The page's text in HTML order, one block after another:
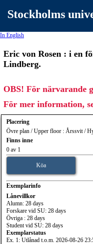
Stockholms
In English
Eric von Rosen : i en
Lindberg.
OBS! För närvarande
För mer information,
Placering
Övre plan / Upper floor : Årssvit /
Finns inne
0 av 1
Köa
Exemplarinfo
Lånevillkor
Alumn: 28 days
Forskare vid SU: 28 days
Övriga : 28 days
Student vid SU: 28 days
Exemplarstatus
Ex. 1: Utlånad t.o.m. 2026-08-26